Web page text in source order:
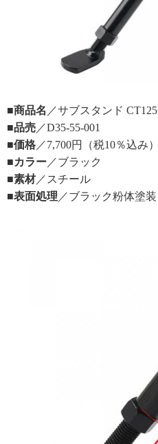
■商品名 ／サブスタンド CT125
■品売 ／D35-55-001
■価格 ／7,700円（税10％込み）
■カラー ／ブラック
■素材／スチール
■表面処理 ／ブラック粉体塗装